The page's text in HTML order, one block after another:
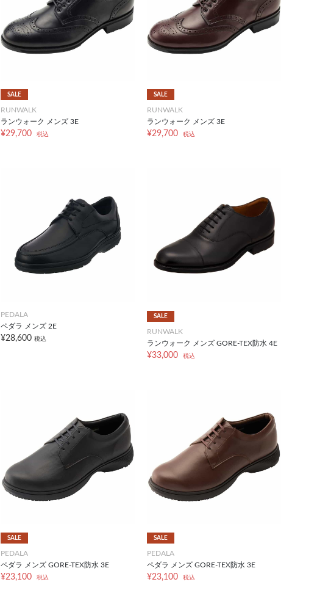
SALE
RUNWALK
ランウォーク メンズ 3E
¥29,700 税込
SALE
RUNWALK
ランウォーク メンズ 3E
¥29,700 税込
PEDALA
ペダラ メンズ 2E
¥28,600 税込
SALE
RUNWALK
ランウォーク メンズ GORE-TEX防水 4E
¥33,000 税込
SALE
PEDALA
ペダラ メンズ GORE-TEX防水 3E
¥23,100 税込
SALE
PEDALA
ペダラ メンズ GORE-TEX防水 3E
¥23,100 税込